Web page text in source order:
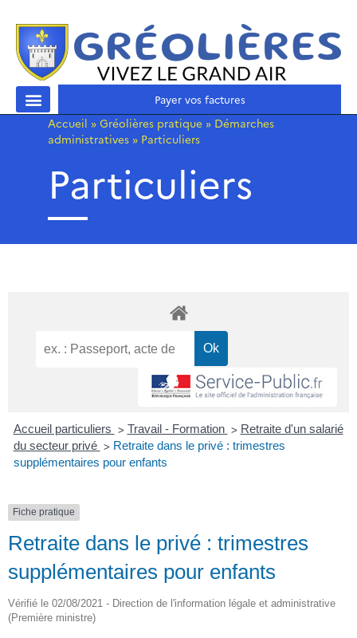
Payer vos factures
Accueil » Gréolières pratique » Démarches
administratives » Particuliers
Particuliers
Accueil particuliers > Travail - Formation > Retraite d'un salarié
du secteur privé > Retraite dans le privé : trimestres
supplémentaires pour enfants
Fiche pratique
Retraite dans le privé : trimestres
supplémentaires pour enfants
Vérifié le 02/08/2021 - Direction de l'information légale et administrative
(Première ministre)